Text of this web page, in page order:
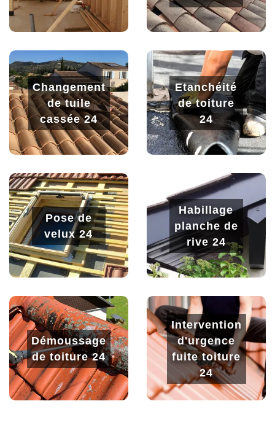
Changement
de tuile
cassée 24
Etanchéité
de toiture
24
Pose de
velux 24
Habillage
planche de
rive 24
Démoussage
de toiture 24
Intervention
d'urgence
fuite toiture
24